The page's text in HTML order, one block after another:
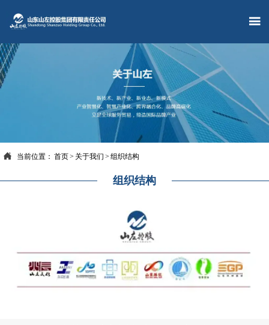

 当前位置： 首页> 关于我们 > 组织结构
组织结构